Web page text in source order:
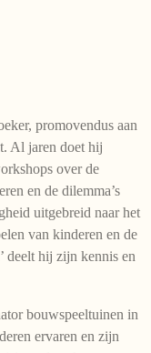
promovendus aan
Al jaren doet hij
over de
en de dilemma’s
uitgebreid naar het
van kinderen en de
deelt hij zijn kennis en
bouwspeeltuinen in
ervaren en zijn